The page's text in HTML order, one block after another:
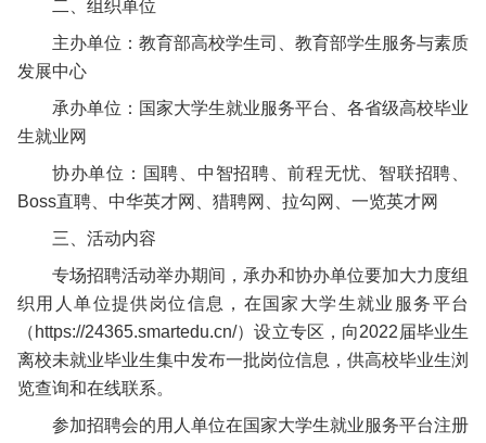
二、组织单位
主办单位：教育部高校学生司、教育部学生服务与素质
发展中心
承办单位：国家大学生就业服务平台、各省级高校毕业
生就业网
协办单位：国聘、中智招聘、前程无忧、智联招聘、
Boss直聘、中华英才网、猎聘网、拉勾网、一览英才网
三、活动内容
专场招聘活动举办期间，承办和协办单位要加大力度组
织用人单位提供岗位信息，在国家大学生就业服务平台
（https://24365.smartedu.cn/）设立专区，向2022届毕业生
离校未就业毕业生集中发布一批岗位信息，供高校毕业生浏
览查询和在线联系。
参加招聘会的用人单位在国家大学生就业服务平台注册